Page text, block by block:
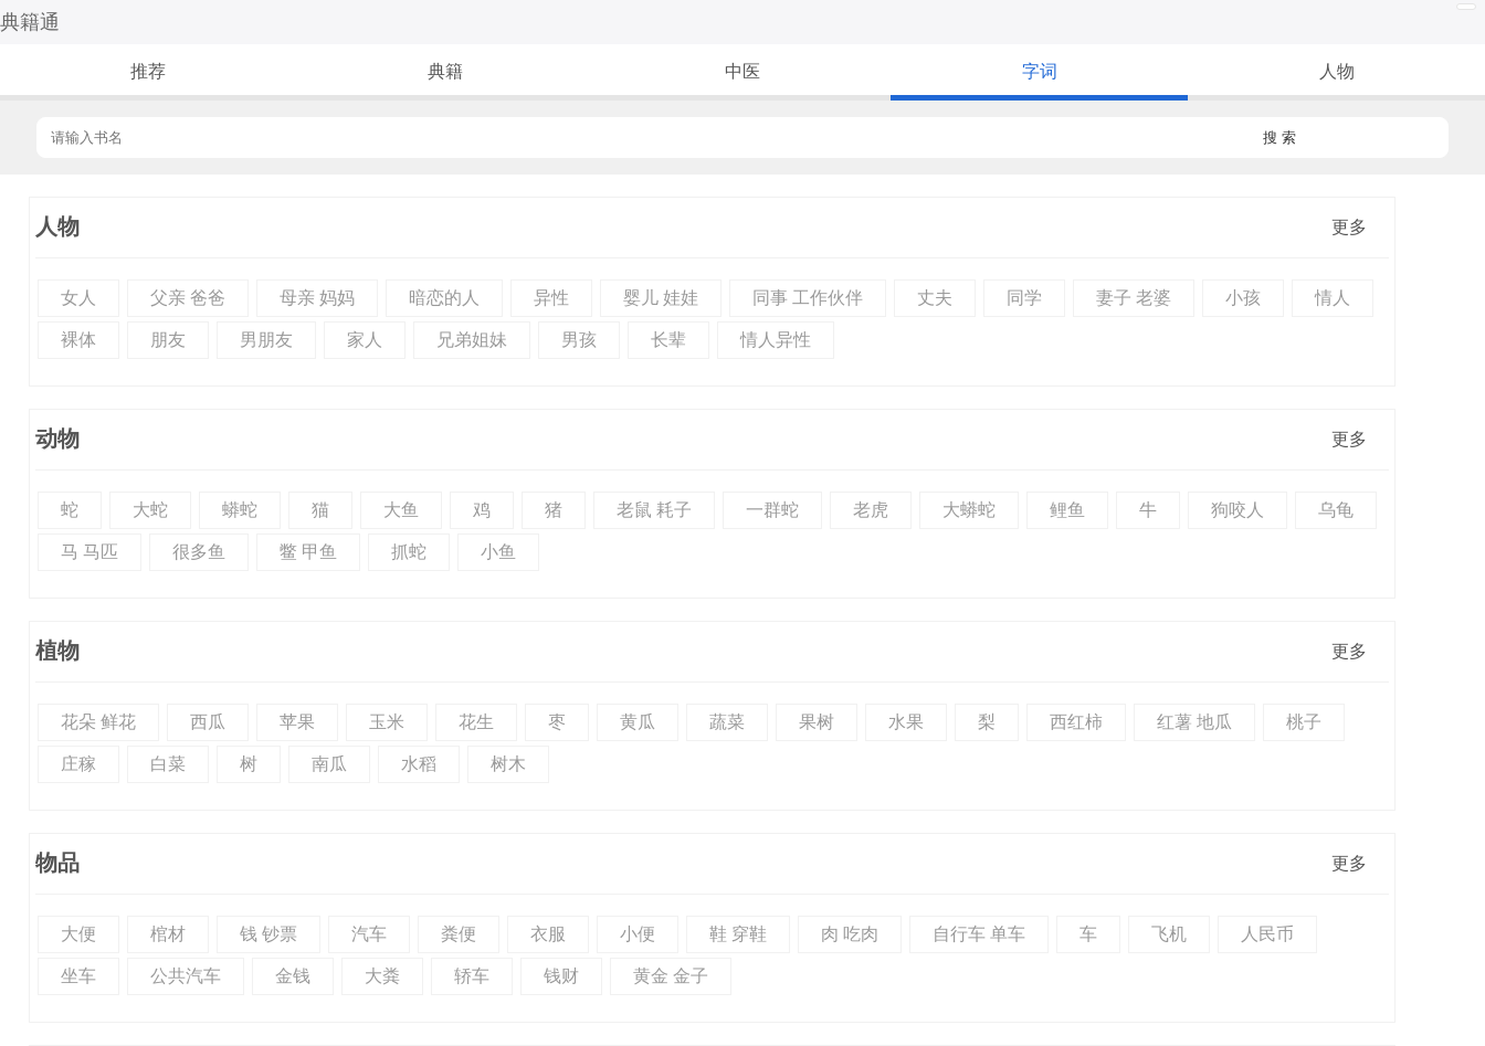
典籍通
推荐 典籍 中医 字词 人物
搜 索
人物 更多
女人 父亲 爸爸 母亲 妈妈 暗恋的人 异性 婴儿 娃娃 同事 工作伙伴 丈夫 同学 妻子 老婆 小孩 情人
裸体 朋友 男朋友 家人 兄弟姐妹 男孩 长辈 情人异性
动物 更多
蛇 大蛇 蟒蛇 猫 大鱼 鸡 猪 老鼠 耗子 一群蛇 老虎 大蟒蛇 鲤鱼 牛 狗咬人 乌龟
马 马匹 很多鱼 鳖 甲鱼 抓蛇 小鱼
植物 更多
花朵 鲜花 西瓜 苹果 玉米 花生 枣 黄瓜 蔬菜 果树 水果 梨 西红柿 红薯 地瓜 桃子
庄稼 白菜 树 南瓜 水稻 树木
物品 更多
大便 棺材 钱 钞票 汽车 粪便 衣服 小便 鞋 穿鞋 肉 吃肉 自行车 单车 车 飞机 人民币
坐车 公共汽车 金钱 大粪 轿车 钱财 黄金 金子